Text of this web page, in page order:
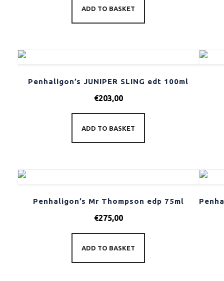
ADD TO BASKET
Penhaligon’s JUNIPER SLING edt 100ml
€203,00
ADD TO BASKET
Penhaligon’s Mr Thompson edp 75ml
€275,00
ADD TO BASKET